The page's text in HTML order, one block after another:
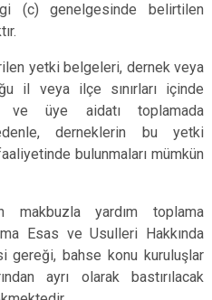
(c) genelgesinde belirtilen
yetki belgeleri, dernek veya
il veya ilçe sınırları içinde
ve üye aidatı toplamada
derneklerin bu yetki
bulunmaları mümkün
makbuzla yardım toplama
Esas ve Usulleri Hakkında
gereği, bahse konu kuruluşlar
ayrı olarak bastırılacak